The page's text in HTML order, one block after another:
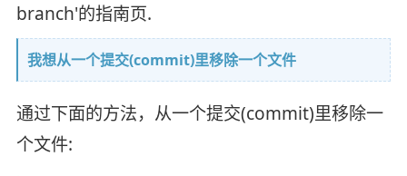
branch'的指南页.
我想从一个提交(commit)里移除一个文件
通过下面的方法，从一个提交(commit)里移除一
个文件: